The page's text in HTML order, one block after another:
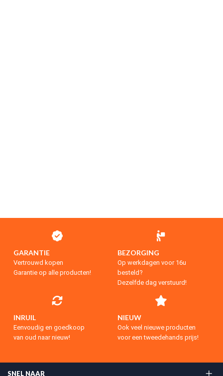
GARANTIE
Vertrouwd kopen
Garantie op alle producten!
BEZORGING
Op werkdagen voor 16u
besteld?
Dezelfde dag verstuurd!
INRUIL
Eenvoudig en goedkoop
van oud naar nieuw!
NIEUW
Ook veel nieuwe producten
voor een tweedehands prijs!
SNEL NAAR